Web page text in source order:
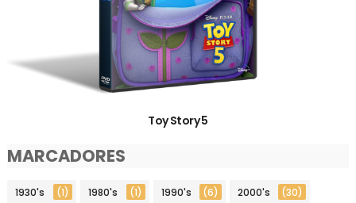
Toy Story 5
MARCADORES
1930's (1) 1980's (1) 1990's (6) 2000's (30)